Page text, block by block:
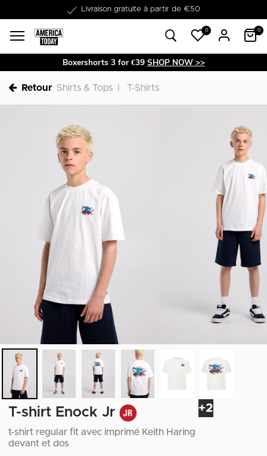
Dans les 1-3 jours livrable
0 0
Boxershorts 3 for €39 SHOP NOW >>
Retour Shirts & Tops T-Shirts
+2
T-shirt Enock Jr
t-shirt regular fit avec imprimé Keith Haring
devant et dos